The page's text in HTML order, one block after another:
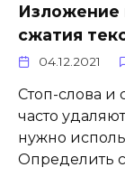
Изложение
сжатия
04.12.2021
Стоп-слова и
часто
нужно
Определить